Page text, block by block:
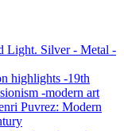
Light. Silver - Metal -
highlights -19th
-modern art
Puvrez: Modern